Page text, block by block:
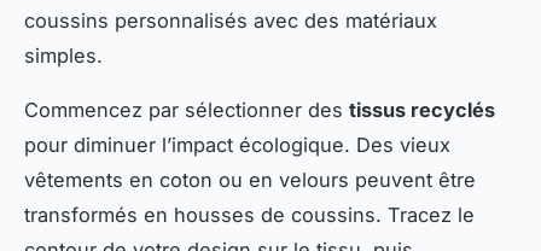
coussins personnalisés avec des matériaux
simples.
Commencez par sélectionner des tissus recyclés
pour diminuer l’impact écologique. Des vieux
vêtements en coton ou en velours peuvent être
transformés en housses de coussins. Tracez le